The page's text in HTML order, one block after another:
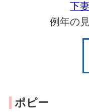
下
例年の
ポピー